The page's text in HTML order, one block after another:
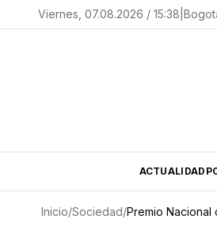
Viernes, 07.08.2026 / 15:38
ACTUALIDAD
Inicio/Sociedad/Premio